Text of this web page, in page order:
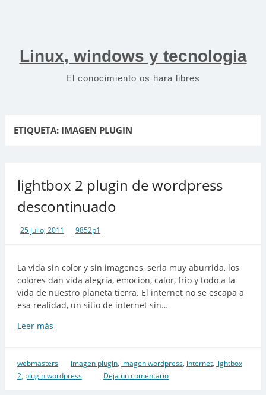
Linux, windows y tecnologia
El conocimiento os hara libres
ETIQUETA: IMAGEN PLUGIN
lightbox 2 plugin de wordpress
descontinuado
25 julio, 2011 9852p1
La vida sin color y sin imagenes, seria muy aburrida, los
colores dan vida alegria, emocion, calor, frio y todo a la
vida de nuestro planeta tierra. El internet no se escapa a
esa realidad, un sitio de internet sin…
Leer más
de
wordpress
descontinuado
webmasters imagen plugin, imagen wordpress, internet, lightbox
2, plugin wordpress Deja un comentario